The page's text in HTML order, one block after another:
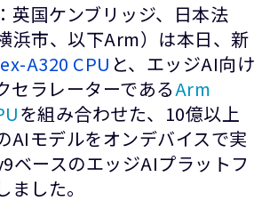
英国ケンブリッジ、日本法
浜市、以下Arm）は本日、新
A320 CPU と、エッジAI向け
セラレーターであるArm
を組み合わせた、10億以上
AIモデルをオンデバイスで実
ベースのエッジAIプラットフ
した。